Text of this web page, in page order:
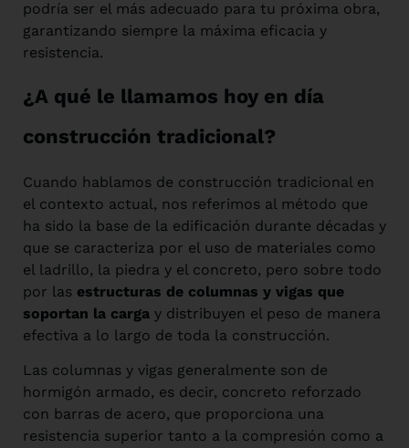
podría ser el más adecuado para tu próxima obra,
garantizando siempre la máxima eficacia y
resistencia.
¿A qué le llamamos hoy en día
construcción tradicional?
Cuando hablamos de construcción tradicional en
el contexto actual, nos referimos al método que
ha sido la base de la edificación durante décadas y
que se caracteriza por el uso de materiales como
el ladrillo, la piedra y el concreto, pero sobre todo
por las estructuras de columnas y vigas que
soportan la carga y distribuyen el peso de manera
efectiva a lo largo de toda la construcción.
Las columnas y vigas generalmente son de
hormigón armado, es decir, concreto reforzado
con barras de acero, que proporciona una
resistencia superior tanto a la compresión como a